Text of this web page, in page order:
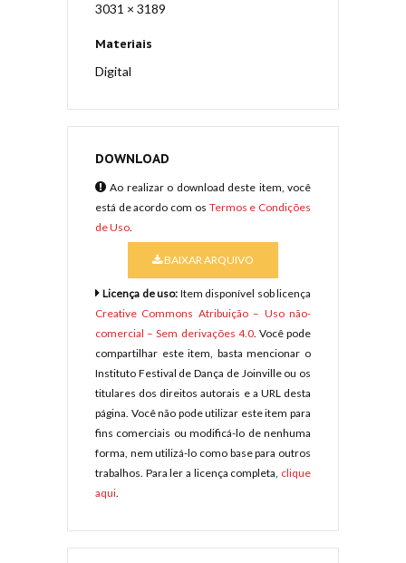
3031 × 3189
Materiais
Digital
DOWNLOAD
Ao realizar o download deste item, você
está de acordo com os Termos e Condições
de Uso.
BAIXAR ARQUIVO
Licença de uso: Item disponível sob licença
Creative Commons Atribuição – Uso não-
comercial – Sem derivações 4.0. Você pode
compartilhar este item, basta mencionar o
Instituto Festival de Dança de Joinville ou os
titulares dos direitos autorais e a URL desta
página. Você não pode utilizar este item para
fins comerciais ou modificá-lo de nenhuma
forma, nem utilizá-lo como base para outros
trabalhos. Para ler a licença completa, clique
aqui.